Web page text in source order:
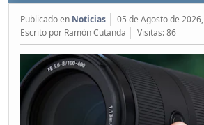
Publicado en Noticias
05 de Agosto de
Escrito por Ramón Cutanda
Visitas: 86